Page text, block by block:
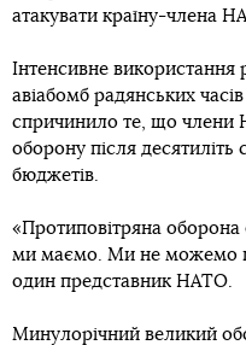
атакувати країну-члена
Інтенсивне використання
авіабомб радянських
спричинило те, що члени
оборону після десятиліть
бюджетів.
«Протиповітряна оборона
ми маємо. Ми не можемо
один представник НАТО.
Минулорічний великий